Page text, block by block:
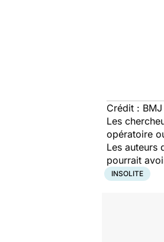
Crédit :
Les
opératoire
Les auteurs
pourrait
INSOLITE